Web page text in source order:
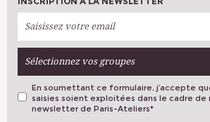
Sélectionnez vos groupes
En soumettant ce formulaire, j’accepte
saisies soient exploitées dans le cadre de
newsletter de Paris-Ateliers*